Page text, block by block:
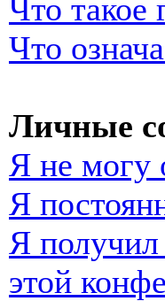
Что такое
Что
Личные
Я не могу
Я
Я получил
этой